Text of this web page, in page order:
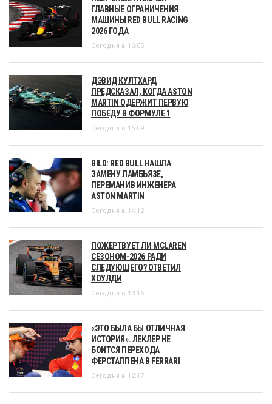
ГЛАВНЫЕ ОГРАНИЧЕНИЯ
МАШИНЫ RED BULL RACING
2026 ГОДА
Сегодня в 16:05
ДЭВИД КУЛТХАРД
ПРЕДСКАЗАЛ, КОГДА ASTON
MARTIN ОДЕРЖИТ ПЕРВУЮ
ПОБЕДУ В ФОРМУЛЕ 1
Сегодня в 15:09
BILD: RED BULL НАШЛА
ЗАМЕНУ ЛАМБЬЯЗЕ,
ПЕРЕМАНИВ ИНЖЕНЕРА
ASTON MARTIN
Сегодня в 14:12
ПОЖЕРТВУЕТ ЛИ MCLAREN
СЕЗОНОМ-2026 РАДИ
СЛЕДУЮЩЕГО? ОТВЕТИЛ
ХОУЛДИ
Сегодня в 13:15
«ЭТО БЫЛА БЫ ОТЛИЧНАЯ
ИСТОРИЯ». ЛЕКЛЕР НЕ
БОИТСЯ ПЕРЕХОДА
ФЕРСТАППЕНА В FERRARI
Сегодня в 12:17